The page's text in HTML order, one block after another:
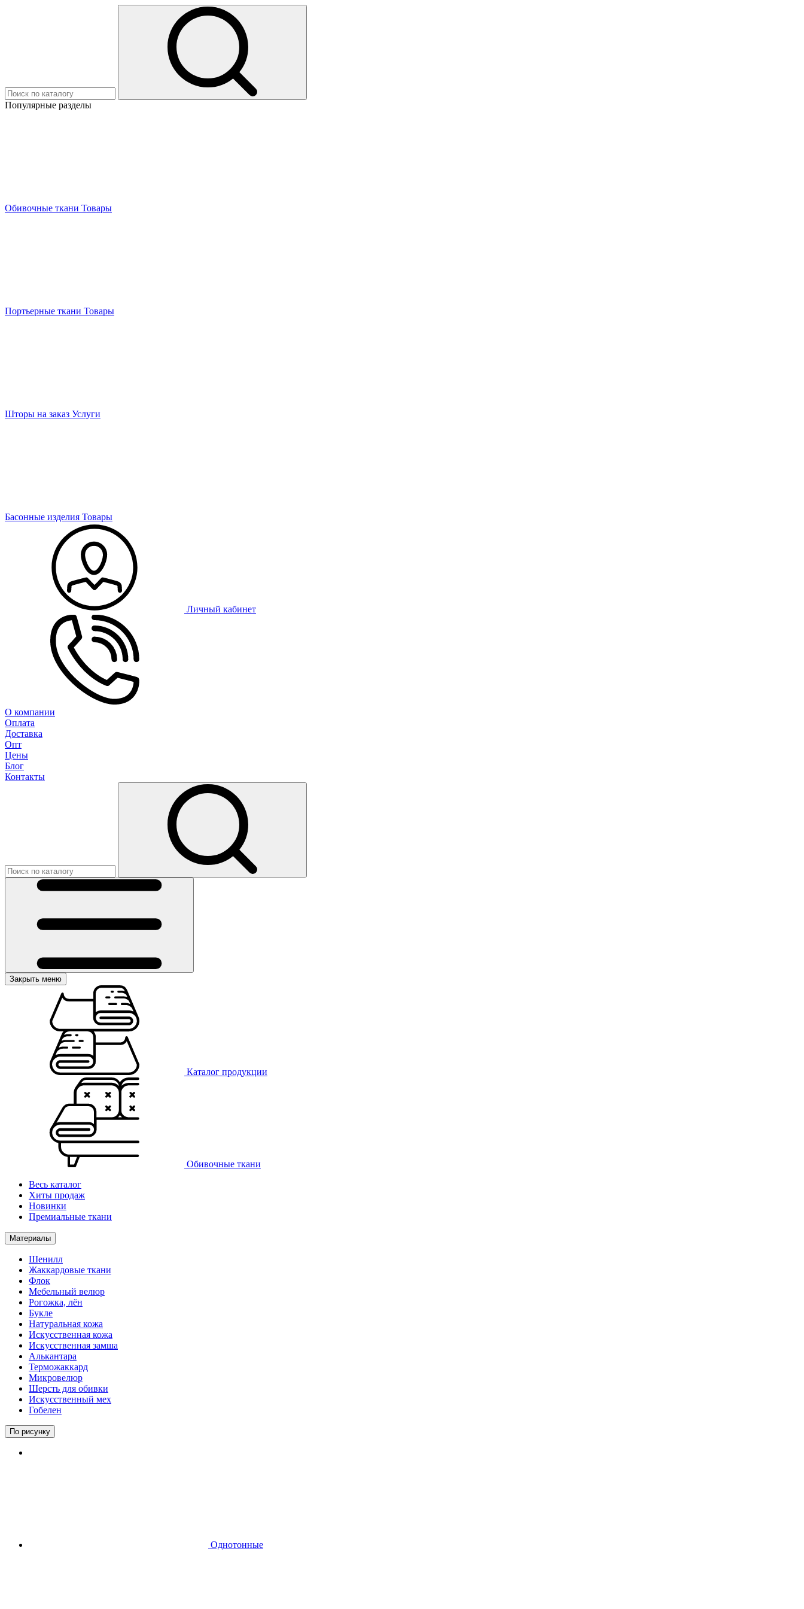
Популярные разделы
Обивочные ткани Товары
Портьерные ткани Товары
Шторы на заказ Услуги
Басонные изделия Товары
Личный кабинет
О компании
Оплата
Доставка
Опт
Цены
Блог
Контакты
Закрыть меню
Каталог продукции
Обивочные ткани
Весь каталог
Хиты продаж
Новинки
Премиальные ткани
Материалы
Шенилл
Жаккардовые ткани
Флок
Мебельный велюр
Рогожка, лён
Букле
Натуральная кожа
Искусственная кожа
Искусственная замша
Алькантара
Терможаккард
Микровелюр
Шерсть для обивки
Искусственный мех
Гобелен
По рисунку
Однотонные